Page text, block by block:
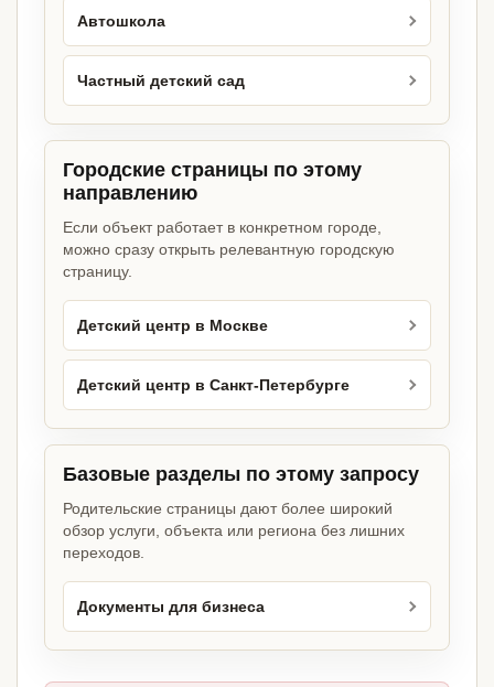
Автошкола
Частный детский сад
Городские страницы по этому
направлению
Если объект работает в конкретном городе,
можно сразу открыть релевантную городскую
страницу.
Детский центр в Москве
Детский центр в Санкт-Петербурге
Базовые разделы по этому запросу
Родительские страницы дают более широкий
обзор услуги, объекта или региона без лишних
переходов.
Документы для бизнеса